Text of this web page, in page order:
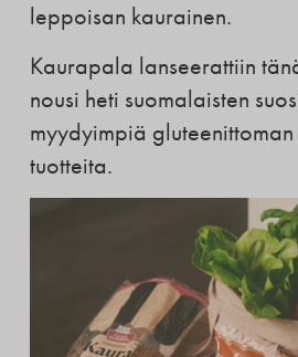
leppoisan kaurainen.
Kaurapala lanseerattiin
nousi heti suomalaisten
myydyimpiä
tuotteita.